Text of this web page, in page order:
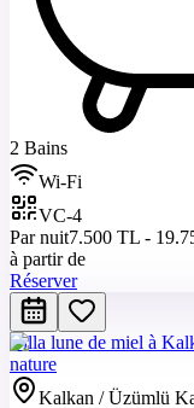
2 Bains
Wi-Fi
VC-4
Par nuit7.500 TL -
à partir de
Réserver
Villa lune de miel à
nature
Kalkan / Üzümlü